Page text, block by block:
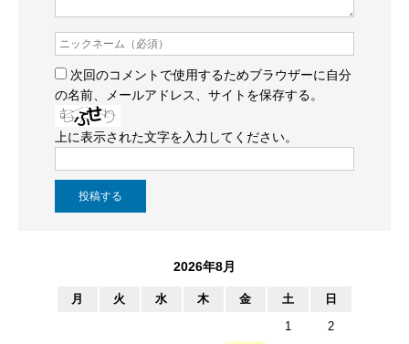
次回のコメントで使用するためブラウザーに自分
の名前、メールアドレス、サイトを保存する。
上に表示された文字を入力してください。
2026年8月
月 火 水 木 金 土
日
1
2